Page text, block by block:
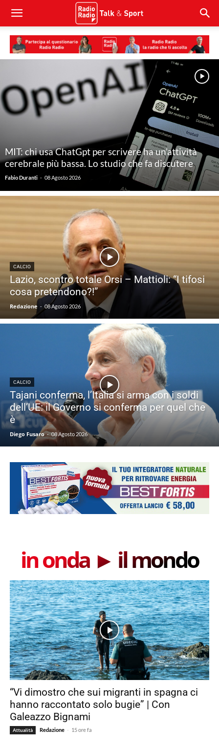
MIT: chi usa ChatGpt per scrivere ha un’attività
cerebrale più bassa. Lo studio che fa discutere
Fabio Duranti - 08 Agosto 2026
CALCIO
Lazio, scontro totale Orsi – Mattioli: “I tifosi
cosa pretendono?!”
Redazione - 08 Agosto 2026
CALCIO
Tajani conferma, l’Italia si arma con i soldi
dell’UE: il Governo si conferma per quel che
è
Diego Fusaro - 08 Agosto 2026
in onda ► il mondo
“Vi dimostro che sui migranti in spagna ci
hanno raccontato solo bugie” | Con
Galeazzo Bignami
Attualità Redazione - 15 ore fa